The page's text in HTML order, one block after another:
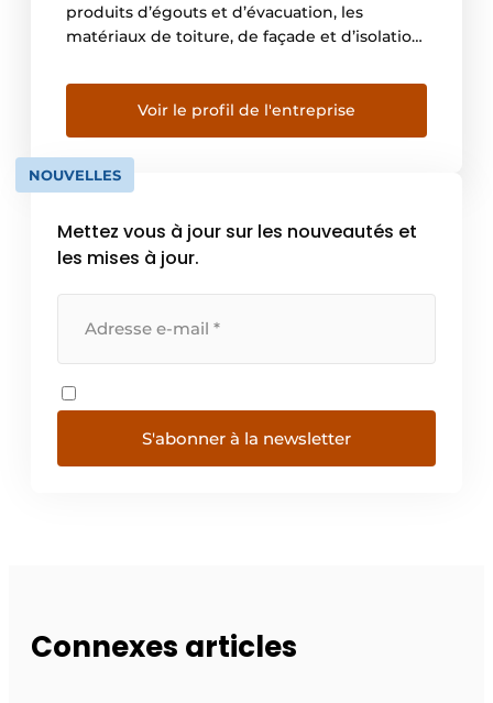
produits d’égouts et d’évacuation, les
matériaux de toiture, de façade et d’isolation,
des professionnels de la construction que
des bricoleurs. Notre offre comprend des
marques connues, mais aussi une gamme de
produits […]
Voir le profil de l'entreprise
NOUVELLES
Mettez vous à jour sur les nouveautés et
les mises à jour.
S'abonner à la newsletter
Connexes articles